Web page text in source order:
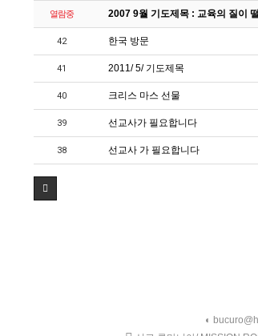
열람중 2007 9월 기도제목 : 교육의 질이
42 한국 방문
41 2011/ 5/ 기도제목
40 크리스 마스 선물
39 선교사가 필요합니다
38 선교사 가 필요합니다
◐